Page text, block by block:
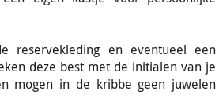
reservekleding en eventueel een
deze best met de initialen van je
mogen in de kribbe geen juwelen